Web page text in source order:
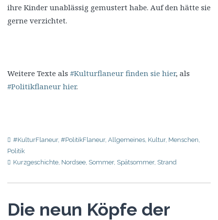
ihre Kinder unablässig gemustert habe. Auf den hätte sie
gerne verzichtet.
Weitere Texte als #Kulturflaneur finden sie hier, als
#Politikflaneur hier.
#KulturFlaneur, #PolitikFlaneur, Allgemeines Kultur, Menschen
Politik
Kurzgeschichte Nordsee Sommer, Spätsommer, Strand
Die neun Köpfe der